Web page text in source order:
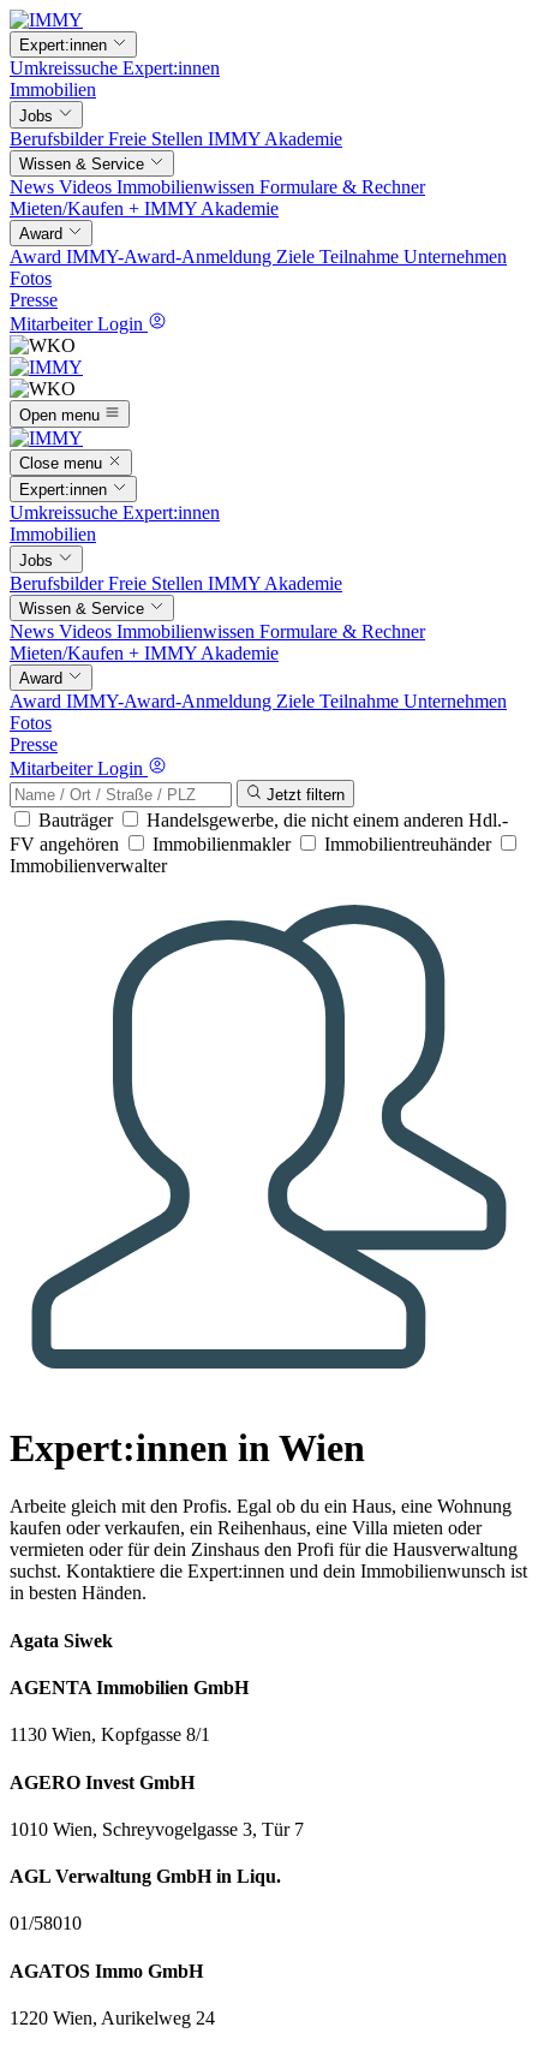
Expert:innen
Umkreissuche Expert:innen
Immobilien
Jobs
BerufsbilderFreie Stellen IMMY Akademie
Wissen & Service
News Videos Immobilienwissen Formulare & Rechner
Mieten/Kaufen + IMMY Akademie
Award
Award IMMY-Award-Anmeldung Ziele Teilnahme Unternehmen
Fotos
Presse
Mitarbeiter Login
Open menu
Close menu
Expert:innen
Umkreissuche Expert:innen
Immobilien
Jobs
BerufsbilderFreie Stellen IMMY Akademie
Wissen & Service
News Videos Immobilienwissen Formulare & Rechner
Mieten/Kaufen + IMMY Akademie
Award
Award IMMY-Award-Anmeldung Ziele Teilnahme Unternehmen
Fotos
Presse
Mitarbeiter Login
Jetzt filtern
Bauträger
Handelsgewerbe, die nicht einem anderen Hdl.-
FV angehören
Immobilienmakler
Immobilientreuhänder
Immobilienverwalter
Expert:innen in Wien
Arbeite gleich mit den Profis. Egal ob du ein Haus, eine Wohnung
kaufen oder verkaufen, ein Reihenhaus, eine Villa mieten oder
vermieten oder für dein Zinshaus den Profi für die Hausverwaltung
suchst. Kontaktiere die Expert:innen und dein Immobilienwunsch ist
in besten Händen.
Agata Siwek
AGENTA Immobilien GmbH
1130 Wien, Kopfgasse 8/1
AGERO Invest GmbH
1010 Wien, Schreyvogelgasse 3, Tür 7
AGL Verwaltung GmbH in Liqu.
01/58010
AGATOS Immo GmbH
1220 Wien, Aurikelweg 24